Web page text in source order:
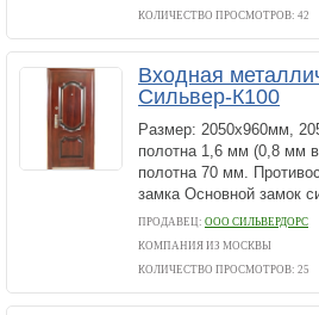
КОЛИЧЕСТВО ПРОСМОТРОВ: 42
Входная
Сильвер-К100
Размер: 2050х960мм,
полотна 1,6 мм (0,8 мм
полотна 70 мм.
замка Основной замок
ПРОДАВЕЦ: ООО СИЛЬВЕРДОРС
КОМПАНИЯ ИЗ МОСКВЫ
КОЛИЧЕСТВО ПРОСМОТРОВ: 25